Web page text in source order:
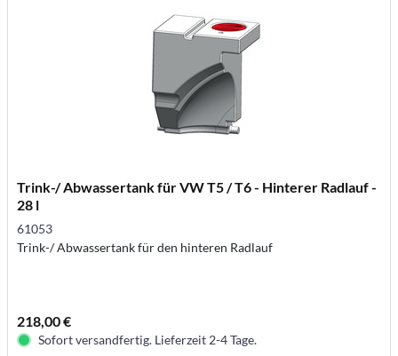
Trink-/ Abwassertank für VW T5 / T6 - Hinterer Radlauf -
28 l
61053
Trink-/ Abwassertank für den hinteren Radlauf
218,00 €
Sofort versandfertig. Lieferzeit 2-4 Tage.